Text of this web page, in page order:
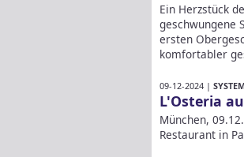
Ein Herzstück
geschwungene
ersten
komfortabler
09-12-2024 |
L'Osteria
München,
Restaurant in